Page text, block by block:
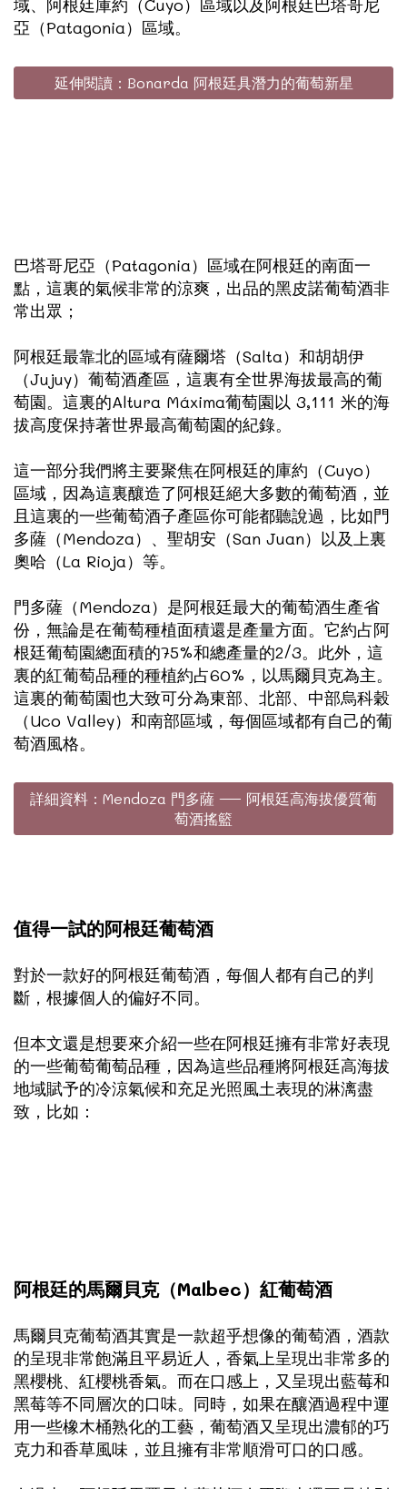
域、阿根廷庫約（Cuyo）區域以及阿根廷巴塔哥尼
亞（Patagonia）區域。
延伸閱讀：Bonarda 阿根廷具潛力的葡萄新星
巴塔哥尼亞（Patagonia）區域在阿根廷的南面一
點，這裏的氣候非常的涼爽，出品的黑皮諾葡萄酒非
常出眾；
阿根廷最靠北的區域有薩爾塔（Salta）和胡胡伊
（Jujuy）葡萄酒產區，這裏有全世界海拔最高的葡
萄園。這裏的Altura Máxima葡萄園以 3,111 米的海
拔高度保持著世界最高葡萄園的紀錄。
這一部分我們將主要聚焦在阿根廷的庫約（Cuyo）
區域，因為這裏釀造了阿根廷絕大多數的葡萄酒，並
且這裏的一些葡萄酒子產區你可能都聽說過，比如門
多薩（Mendoza）、聖胡安（San Juan）以及上裏
奧哈（La Rioja）等。
門多薩（Mendoza）是阿根廷最大的葡萄酒生產省
份，無論是在葡萄種植面積還是產量方面。它約占阿
根廷葡萄園總面積的75%和總產量的2/3。此外，這
裏的紅葡萄品種的種植約占60%，以馬爾貝克為主。
這裏的葡萄園也大致可分為東部、北部、中部烏科穀
（Uco Valley）和南部區域，每個區域都有自己的葡
萄酒風格。
詳細資料：Mendoza 門多薩 — 阿根廷高海拔優質葡
萄酒搖籃
值得一試的阿根廷葡萄酒
對於一款好的阿根廷葡萄酒，每個人都有自己的判
斷，根據個人的偏好不同。
但本文還是想要來介紹一些在阿根廷擁有非常好表現
的一些葡萄葡萄品種，因為這些品種將阿根廷高海拔
地域賦予的冷涼氣候和充足光照風土表現的淋漓盡
致，比如：
阿根廷的馬爾貝克（Malbec）紅葡萄酒
馬爾貝克葡萄酒其實是一款超乎想像的葡萄酒，酒款
的呈現非常飽滿且平易近人，香氣上呈現出非常多的
黑櫻桃、紅櫻桃香氣。而在口感上，又呈現出藍莓和
黑莓等不同層次的口味。同時，如果在釀酒過程中運
用一些橡木桶熟化的工藝，葡萄酒又呈現出濃郁的巧
克力和香草風味，並且擁有非常順滑可口的口感。